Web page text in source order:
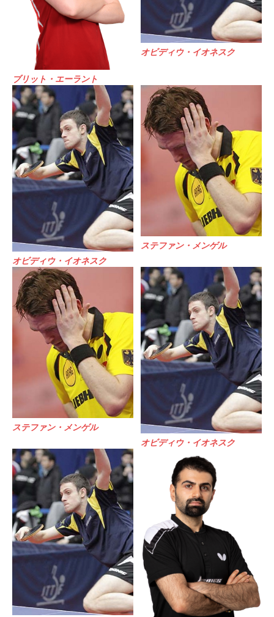
ブリット・エーラント
オビディウ・イオネスク
オビディウ・イオネスク
ステファン・メンゲル
ステファン・メンゲル
オビディウ・イオネスク